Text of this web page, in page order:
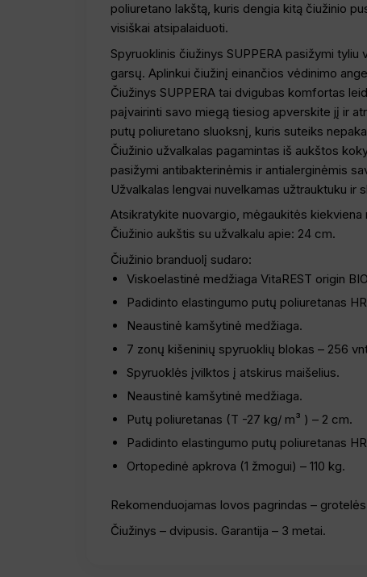
poliuretano lakštą, kuris dengia kitą čiužinio
visiškai atsipalaiduoti.
Spyruoklinis čiužinys SUPPERA pasižymi
garsų. Aplinkui čiužinį einančios vėdinimo
Čiužinys SUPPERA tai dvigubas komfortas
paįvairinti savo miegą tiesiog apverskite jį ir
putų poliuretano sluoksnį, kuris suteiks
Čiužinio užvalkalas pagamintas iš aukštos
pasižymi antibakterinėmis ir antialerginėmis
Užvalkalas lengvai nuvelkamas užtrauktuku ir
Atsikratykite nuovargio, mėgaukitės
Čiužinio aukštis su užvalkalu apie: 24 cm.
Čiužinio branduolį sudaro:
Viskoelastinė medžiaga VitaREST origin
Padidinto elastingumo putų poliuretanas
Neaustinė kamšytinė medžiaga.
7 zonų kišeninių spyruoklių blokas – 256
Spyruoklės įvilktos į atskirus maišelius.
Neaustinė kamšytinė medžiaga.
Putų poliuretanas (T -27 kg/ m³ ) – 2 cm.
Padidinto elastingumo putų poliuretanas
Ortopedinė apkrova (1 žmogui) – 110 kg.
Rekomenduojamas lovos pagrindas –
Čiužinys – dvipusis. Garantija – 3 metai.